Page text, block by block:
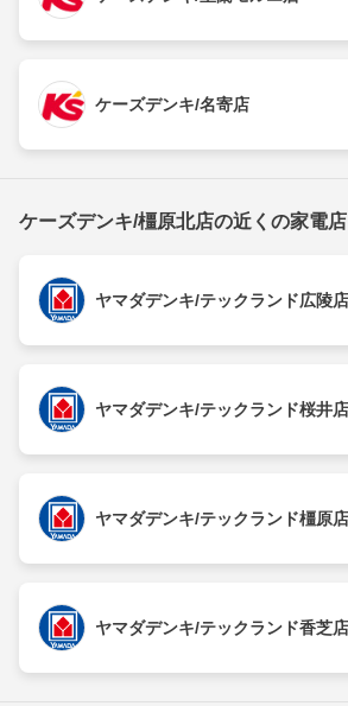
ケーズデンキ/名寄店
ケーズデンキ/橿原北店の近くの家電店
ヤマダデンキ/テックランド広陵店
ヤマダデンキ/テックランド桜井店
ヤマダデンキ/テックランド橿原店
ヤマダデンキ/テックランド香芝店